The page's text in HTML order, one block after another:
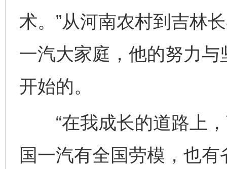
术。”从河南农村到吉林
一汽大家庭，他的努力
开始的。
“在我成长的道路上，
国一汽有全国劳模，也